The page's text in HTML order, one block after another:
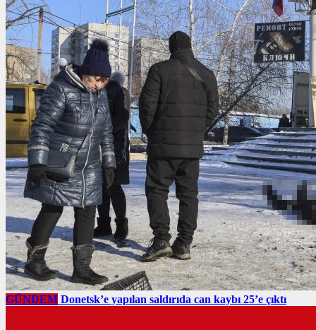
GÜNDEM Donetsk’e yapılan saldırıda can kaybı 25’e çıktı